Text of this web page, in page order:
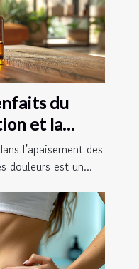
du
et la
l'apaisement des
douleurs est un...